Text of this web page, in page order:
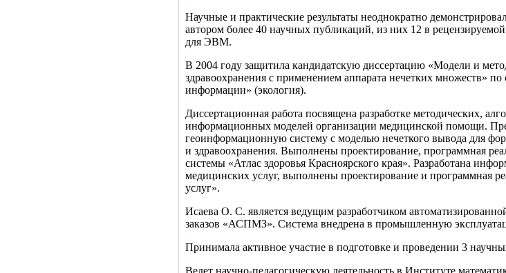
Научные и практические результаты неоднократно
автором более 40 научных публикаций, из них 12 в
для ЭВМ.
В 2004 году защитила кандидатскую диссертацию «Модели и
здравоохранения с применением аппарата нечетких множеств»
информации» (экология).
Диссертационная работа посвящена разработке методических,
информационных моделей организации медицинской помощи.
геоинформационную систему с моделью нечеткого вывода для
и здравоохранения. Выполнены проектирование, программная
системы «Атлас здоровья Красноярского края». Разработана
медицинских услуг, выполнены проектирование и программная
услуг».
Исаева О. С. является ведущим разработчиком
заказов «АСПМЗ». Система внедрена в промышленную
Принимала активное участие в подготовке и проведении 3
Ведет научно-педагогическую деятельность в Институте